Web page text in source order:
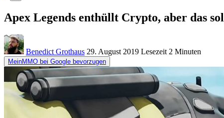
Apex Legends enthüllt Crypto, aber das
Benedict Grothaus 29. August 2019 Lesezeit 2 Minuten
MeinMMO bei Google bevorzugen